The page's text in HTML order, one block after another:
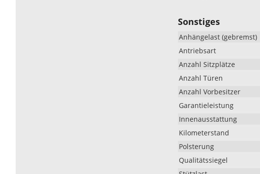
Sonstiges
Anhängelast (gebremst)
Antriebsart
Anzahl Sitzplätze
Anzahl Türen
Anzahl Vorbesitzer
Garantieleistung
Innenausstattung
Kilometerstand
Polsterung
Qualitätssiegel